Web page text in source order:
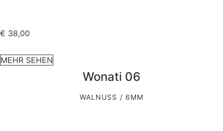
€ 38,00
MEHR SEHEN
Wonati 06
WALNUSS / 6MM